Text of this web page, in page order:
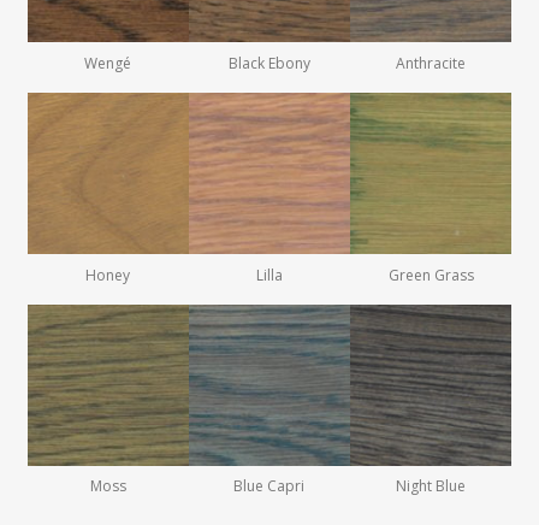
Wengé Black Ebony Anthracite
Honey Lilla Green Grass
Moss Blue Capri Night Blue